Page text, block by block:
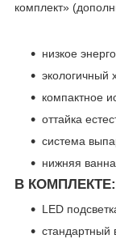
комплект»
низкое
экологичный
компактное
оттайка
система
нижняя
В КОМПЛЕКТЕ:
LED
стандартный